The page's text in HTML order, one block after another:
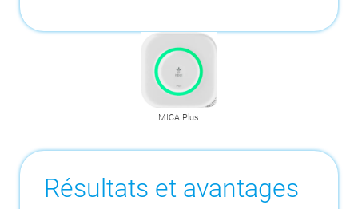
MICA Plus
Résultats et avantages